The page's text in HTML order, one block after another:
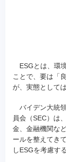
ESGとは、環
ことで、要は「
が、実態として
バイデン大統
員会（SEC）は
金、金融機関な
ールを整えてき
しESGを考慮す